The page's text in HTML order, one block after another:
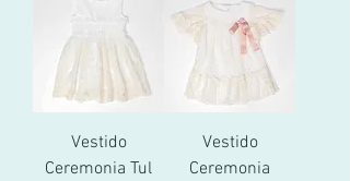
Vestido
Ceremonia Tul
Vestido
Ceremonia